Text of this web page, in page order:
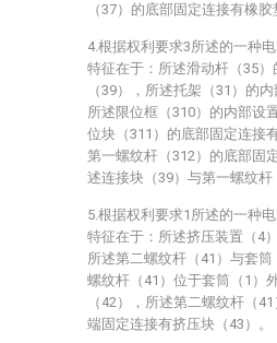
（37）的底部固定连接有橡胶
4.根据权利要求3所述的一种
特征在于：所述滑动杆（35
（39），所述托架（31）的
所述限位框（310）的内部设
位块（311）的底部固定连接
第一螺纹杆（312）的底部固
述连接块（39）与第一螺纹杆
5.根据权利要求1所述的一种
特征在于：所述挤压装置（4
所述第二螺纹杆（41）与套
螺纹杆（41）位于套筒（1）
（42），所述第二螺纹杆（
端固定连接有挤压块（43）。